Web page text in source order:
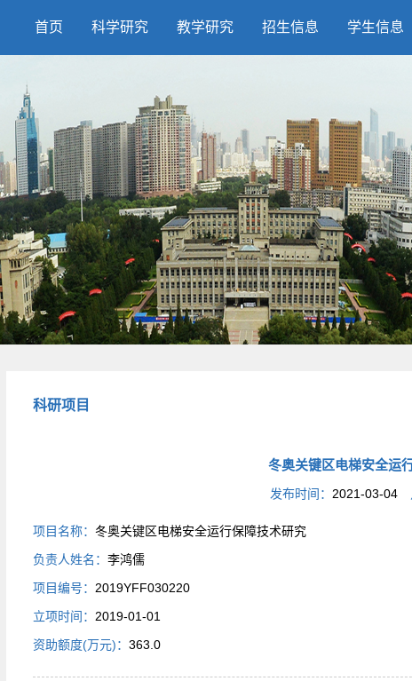
首页 科学研究 教学研究 招生信息 学生信息
科研项目
冬奥关键区电梯安全运
发布时间： 2021-03-04
项目名称： 冬奥关键区电梯安全运行保障技术研究
负责人姓名： 李鸿儒
项目编号： 2019YFF030220
立项时间： 2019-01-01
资助额度(万元)： 363.0